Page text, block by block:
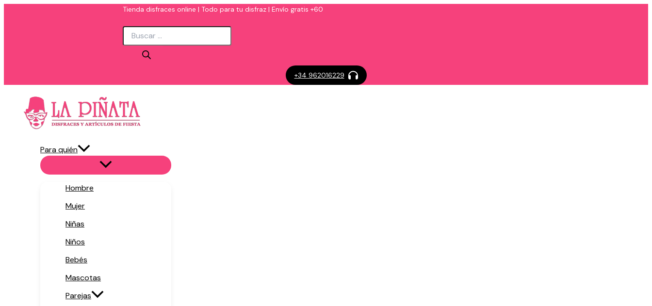
Tienda disfraces online | Todo para tu disfraz | Envío gratis +60
Búsqueda
productos
+34 962016229
Para quién
Hombre
Mujer
Niñas
Niños
Bebés
Mascotas
Parejas